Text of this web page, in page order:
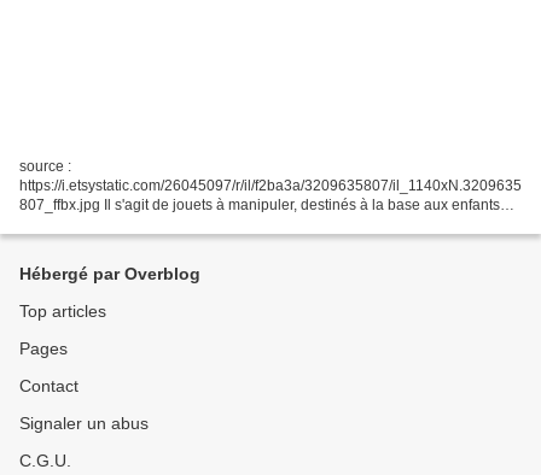
source :
https://i.etsystatic.com/26045097/r/il/f2ba3a/3209635807/il_1140xN.3209635
807_ffbx.jpg Il s'agit de jouets à manipuler, destinés à la base aux enfants
aussi, plus généralement,...
Hébergé par Overblog
Top articles
Pages
Contact
Signaler un abus
C.G.U.